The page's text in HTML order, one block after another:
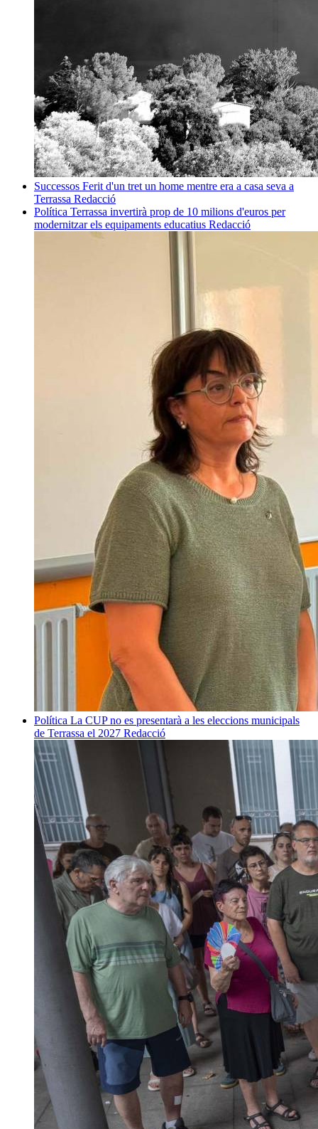
Successos Ferit d'un tret un home mentre era a casa seva a
Terrassa Redacció
Política Terrassa invertirà prop de 10 milions d'euros per
modernitzar els equipaments educatius Redacció
Política La CUP no es presentarà a les eleccions municipals
de Terrassa el 2027 Redacció